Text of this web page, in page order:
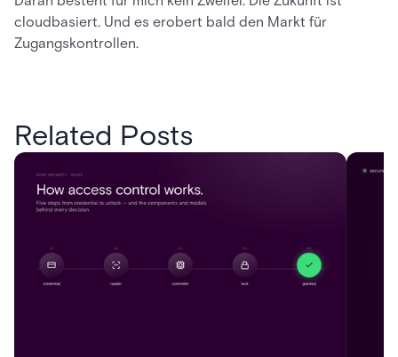
cloudbasiert. Und es erobert bald den Markt für
Zugangskontrollen.
Related Posts